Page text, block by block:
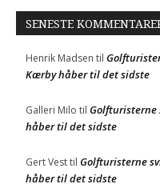
SENESTE
Henrik Madsen til
Kærby håber til det sidste
Galleri Milo til Golfturisterne
håber til det sidste
Gert Vesttil Golfturisterne
håber til det sidste